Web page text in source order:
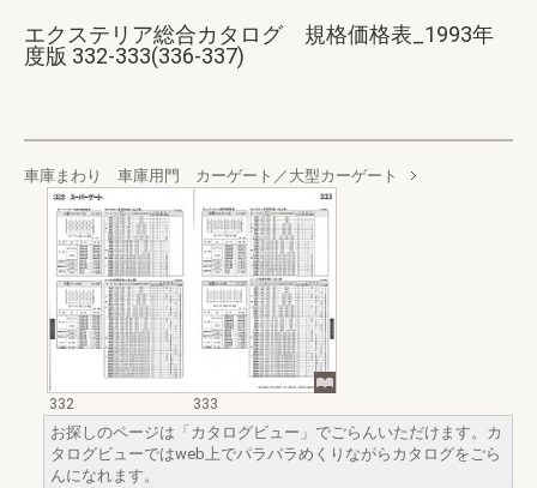
エクステリア総合カタログ 規格価格表_1993年
度版 332-333(336-337)
車庫まわり 車庫用門 カーゲート／大型カーゲート
332
333
お探しのページは「カタログビュー」でごらんいただけます。カ
タログビューではweb上でパラパラめくりながらカタログをごら
んになれます。